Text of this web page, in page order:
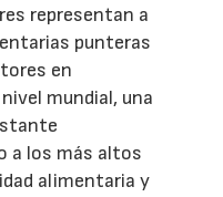
representan a
punteras
en
mundial, una
a los más altos
alimentaria y